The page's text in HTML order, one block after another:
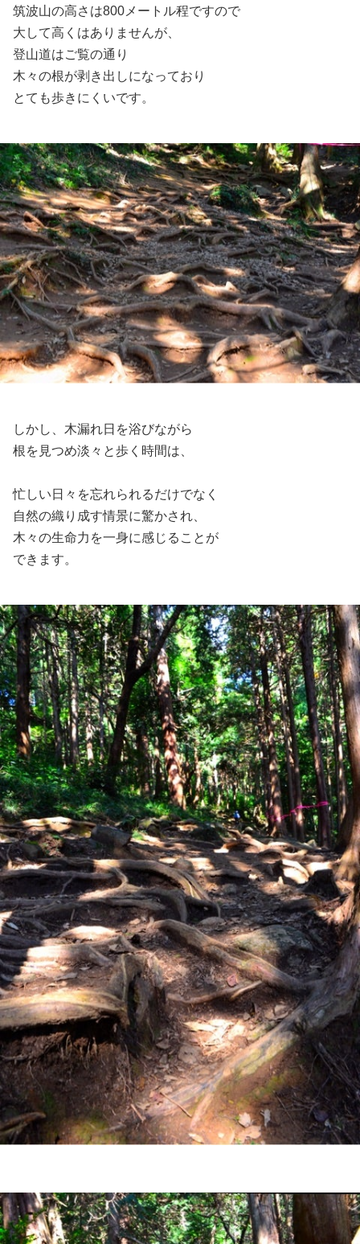
筑波山の高さは800メートル程ですので
大して高くはありませんが、
登山道はご覧の通り
木々の根が剥き出しになっており
とても歩きにくいです。
しかし、木漏れ日を浴びながら
根を見つめ淡々と歩く時間は、
忙しい日々を忘れられるだけでなく
自然の織り成す情景に驚かされ、
木々の生命力を一身に感じることが
できます。